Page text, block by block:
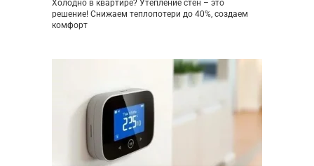
Холодно в квартире? Утепление стен – это
решение! Снижаем теплопотери до 40%, создаем
комфорт